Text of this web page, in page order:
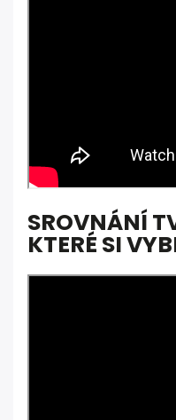
SROVNÁNÍ
KTERÉ SI